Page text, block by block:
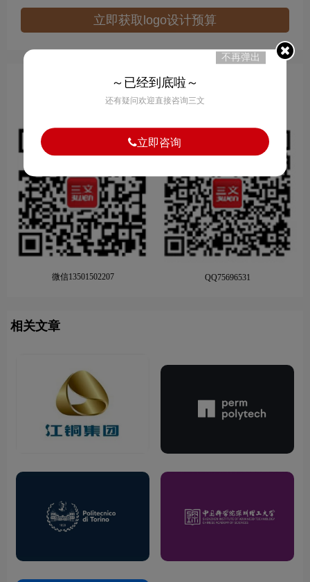
立即获取logo设计预算
扫我马上1对1沟通
量身打造专属品牌包装设计
微信13501502207 QQ75696531
相关文章
不再弹出
～已经到底啦～
还有疑问欢迎直接咨询三文
立即咨询